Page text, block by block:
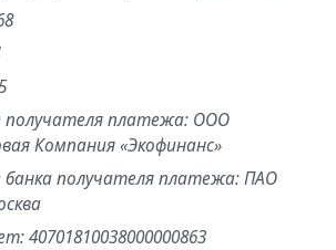
получателя платежа: ООО
Компания «Экофинанс»
получателя платежа: ПАО
40701810038000000863